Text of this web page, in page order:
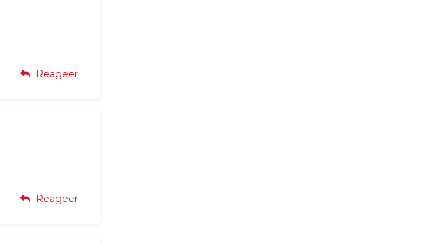
Reageer
Reageer